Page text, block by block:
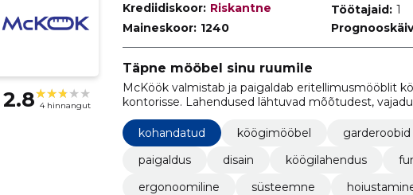
2.8 4 hinnangut
Krediidiskoor: Riskantne
Maineskoor: 1240
Töötajaid: 1
Täpne mööbel sinu ruumile
McKöök valmistab ja paigaldab eritellimusmööblit
kontorisse. Lahendused lähtuvad mõõtudest,
kohandatud köögimööbel garderoobid
paigaldus
disain köögilahendus
ergonoomiline
süsteemne